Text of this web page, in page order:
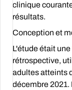
clinique
résultats.
Conception et
L'étude était
rétrospective,
adultes atteints
décembre